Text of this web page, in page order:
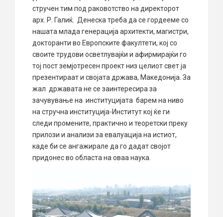
стручен тим под раковотство на директорот
арх. Р. Галиќ. Денеска треба да се гордееме со
нашата млада генерација архитекти, магистри,
докторанти во Европските факултети, кој со
своите трудови осветлувајќи и афирмирајќи го
тој пост земјотресен проект низ целиот свет ја
презентираат и својата држава, Македонија. За
жал државата не се заинтересира за
зачувување на институцијата барем на ниво
на стручна институција-Институт кој ќе ги
следи промените, практично и теоретски преку
прилози и анализи за евалуација на истиот,
каде би се ангажирале да го дадат својот
придонес во областа на оваа наука.